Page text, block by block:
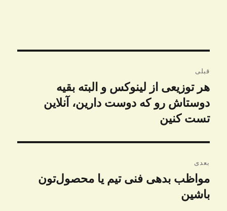
نوشته
قبلی
نوشته
قبلی:
هر توزیعی از لینوکس و البته بقیه
دوستاش رو که دوست دارین، آنلاین
تست کنین
بعدی
نوشته
بعدی:
مواظب بدهی فنی تیم یا محصول‌تون
باشین